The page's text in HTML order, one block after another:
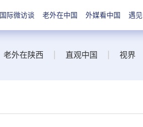
国际微访谈 老外在中国 外媒看中国 遇
老外在陕西 直观中国 视界